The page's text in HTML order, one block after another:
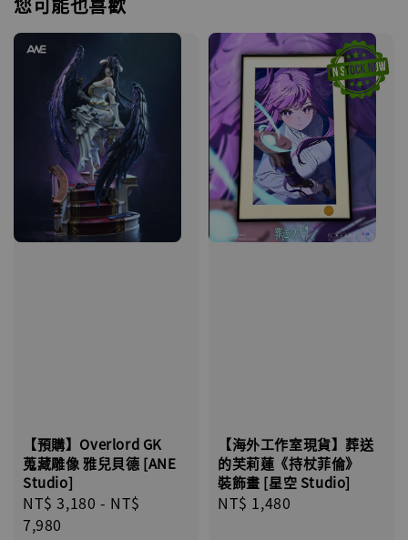
您可能也喜歡
【預購】Overlord GK
蒐藏雕像 雅兒貝德 [ANE
Studio]
Regular
price
NT$ 3,180 - NT$
7,980
【海外工作室現貨】葬送
的芙莉蓮《持杖菲倫》
裝飾畫 [星空 Studio]
Regular
NT$ 1,480